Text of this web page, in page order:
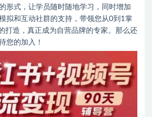
形式，让学员随时随地学习，同时增加
拟和互动社群的支持，带领您从0到1掌
打造，真正成为自营品牌的专家。那么还
您的加入！